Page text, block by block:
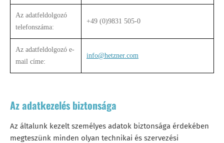
Az adatfeldolgozó
telefonszáma:
+49 (0)9831 505-0
Az adatfeldolgozó e-
mail címe:
info@hetzner.com
Az adatkezelés biztonsága
Az általunk kezelt személyes adatok biztonsága érdekében
megteszünk minden olyan technikai és szervezési